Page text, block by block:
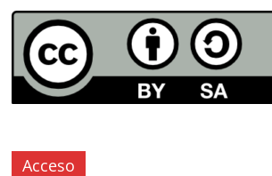
Acceso